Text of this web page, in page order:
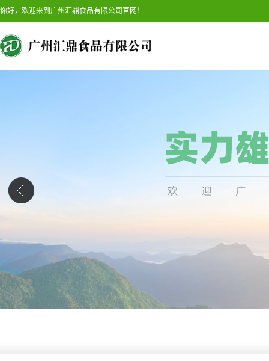
你好，欢迎来到广州汇鼎食品有限公司官网！